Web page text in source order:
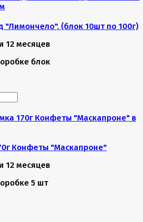
"Лимончело", (блок 10шт по 100г)
12 месяцев
блок
Конфеты "Маскапроне"
12 месяцев
5 шт